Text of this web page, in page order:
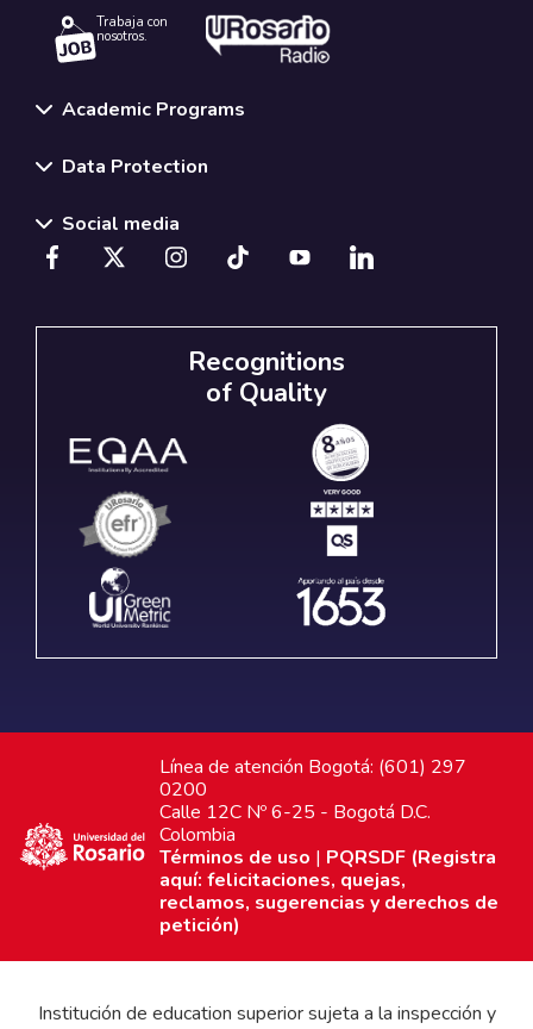
Trabaja con
nosotros.
Academic Programs
Data Protection
Social media
Recognitions
of Quality
Línea de atención Bogotá: (601) 297
0200
Calle 12C Nº 6-25 - Bogotá D.C.
Colombia
Términos de uso | PQRSDF (Registra
aquí: felicitaciones, quejas,
reclamos, sugerencias y derechos de
petición)
Institución de education superior sujeta a la inspección y